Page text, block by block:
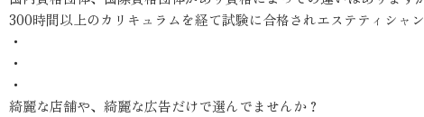
300時間以上のカリキュラムを経て試験に合格されエステティシャ
・
・
・
綺麗な店舗や、綺麗な広告だけで選んでませんか？